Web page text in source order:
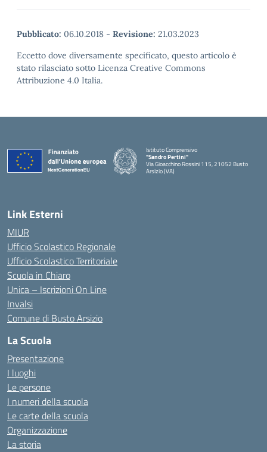
Pubblicato: 06.10.2018 - Revisione: 21.03.2023
Eccetto dove diversamente specificato, questo articolo è
stato rilasciato sotto Licenza Creative Commons
Attribuzione 4.0 Italia.
Istituto Comprensivo
"Sandro Pertini"
Via Gioacchino Rossini 115, 21052 Busto
Arsizio (VA)
Link Esterni
MIUR
Ufficio Scolastico Regionale
Ufficio Scolastico Territoriale
Scuola in Chiaro
Unica – Iscrizioni On Line
Invalsi
Comune di Busto Arsizio
La Scuola
Presentazione
I luoghi
Le persone
I numeri della scuola
Le carte della scuola
Organizzazione
La storia